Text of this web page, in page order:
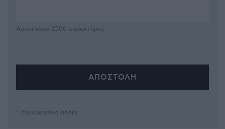
Απομένουν 2500 χαρακτήρες
* Υποχρεωτικά πεδία